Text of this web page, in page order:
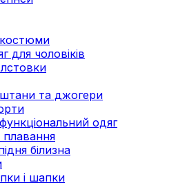
для чоловіків
та джогери
одяг
білизна
і шапки